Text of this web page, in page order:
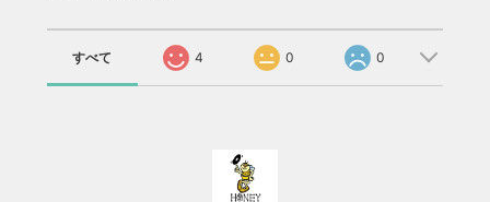
すべて 4 0 0